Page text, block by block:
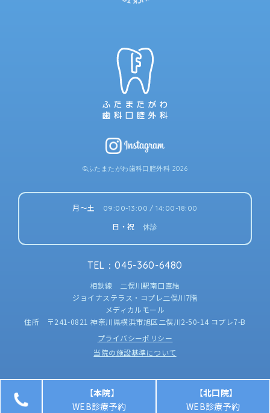
©ふたまたがわ歯科口腔外科 2026
月〜土 09:00-13:00 / 14:00-18:00
日・祝 休診
TEL ：045-360-6480
相鉄線 二俣川駅南口直結
ジョイナステラス・コプレ二俣川7階
メディカルモール
住所 〒241-0821 神奈川県横浜市旭区二俣川2-50-14 コプレ7-B
プライバシーポリシー
当院の施設基準について
【本院】
WEB診療予約
【北口院】
WEB診療予約